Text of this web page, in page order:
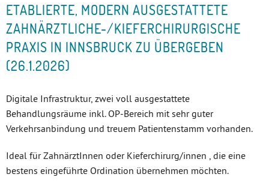
ETABLIERTE, MODERN AUSGESTATTETE
ZAHNÄRZTLICHE-/KIEFERCHIRURGISCHE
PRAXIS IN INNSBRUCK ZU ÜBERGEBEN
(26.1.2026)
Digitale Infrastruktur, zwei voll ausgestattete
Behandlungsräume inkl. OP-Bereich mit sehr guter
Verkehrsanbindung und treuem Patientenstamm vorhanden.
Ideal für ZahnärztInnen oder Kieferchirurg/innen , die eine
bestens eingeführte Ordination übernehmen möchten.